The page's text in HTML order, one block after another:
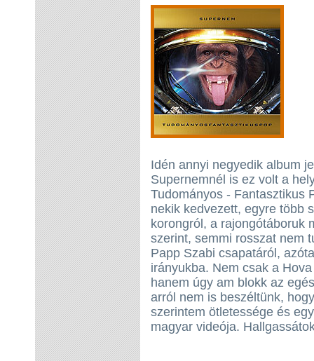
Idén annyi negyedik album
Supernemnél is ez volt a
Tudományos - Fantasztikus
nekik kedvezett, egyre több
korongról, a rajongótáboruk
szerint, semmi rosszat nem
Papp Szabi csapatáról,
irányukba. Nem csak a
hanem úgy am blokk az
arról nem is beszéltünk,
szerintem ötletessége és
magyar videója.